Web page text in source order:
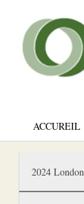
ACCUREIL
2024 London